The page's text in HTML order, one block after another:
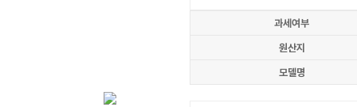
과세여부
원산지
모델명